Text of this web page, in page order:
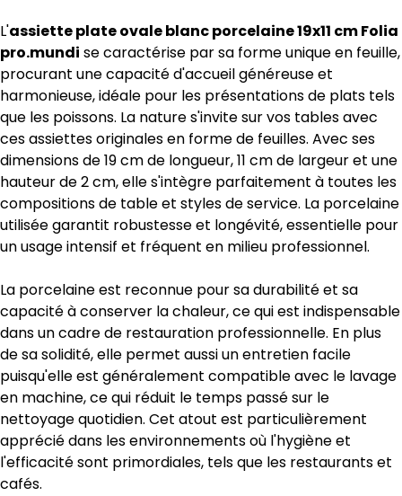
L'assiette plate ovale blanc porcelaine 19x11 cm Folia
pro.mundi se caractérise par sa forme unique en feuille,
procurant une capacité d'accueil généreuse et
harmonieuse, idéale pour les présentations de plats tels
que les poissons. La nature s'invite sur vos tables avec
ces assiettes originales en forme de feuilles. Avec ses
dimensions de 19 cm de longueur, 11 cm de largeur et une
hauteur de 2 cm, elle s'intègre parfaitement à toutes les
compositions de table et styles de service. La porcelaine
utilisée garantit robustesse et longévité, essentielle pour
un usage intensif et fréquent en milieu professionnel.
La porcelaine est reconnue pour sa durabilité et sa
capacité à conserver la chaleur, ce qui est indispensable
dans un cadre de restauration professionnelle. En plus
de sa solidité, elle permet aussi un entretien facile
puisqu'elle est généralement compatible avec le lavage
en machine, ce qui réduit le temps passé sur le
nettoyage quotidien. Cet atout est particulièrement
apprécié dans les environnements où l'hygiène et
l'efficacité sont primordiales, tels que les restaurants et
cafés.